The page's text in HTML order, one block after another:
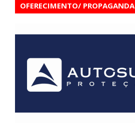
OFERECIMENTO/ PROPAGANDA